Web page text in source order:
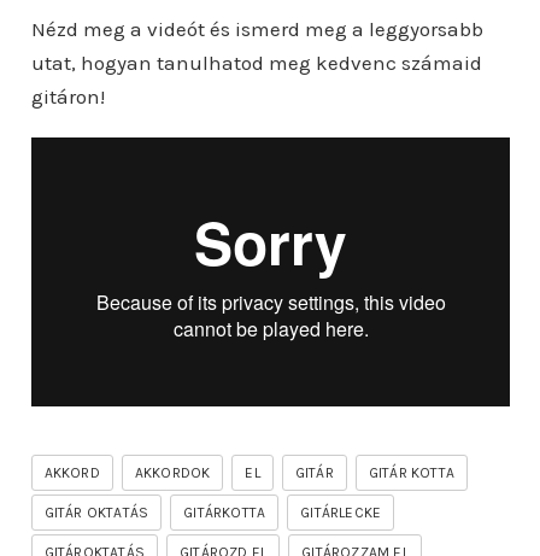
Nézd meg a videót és ismerd meg a leggyorsabb
utat, hogyan tanulhatod meg kedvenc számaid
gitáron!
AKKORD AKKORDOK EL GITÁR GITÁR KOTTA
GITÁR OKTATÁS GITÁRKOTTA GITÁRLECKE